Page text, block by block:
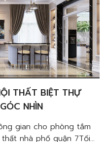
THẤT BIỆT THỰ
NHÌN
gian cho phòng tắm
nhà phố quận 7Tối